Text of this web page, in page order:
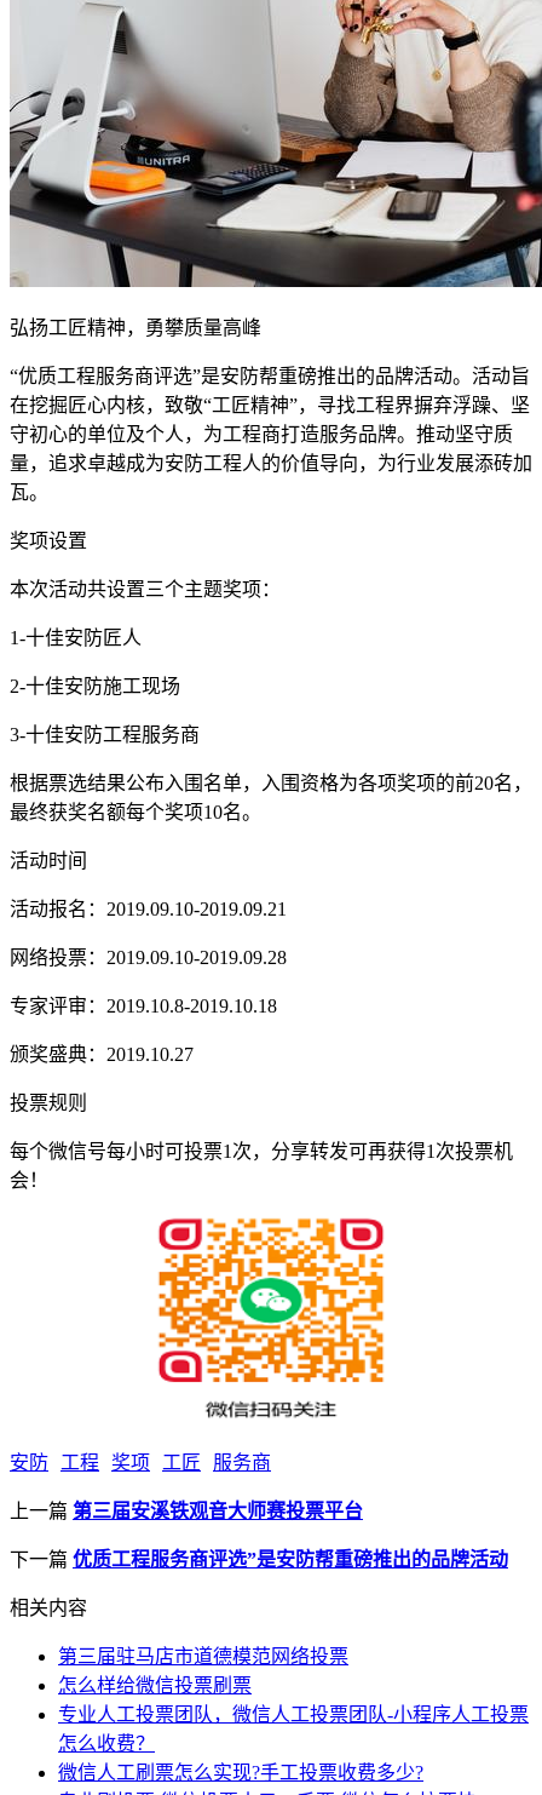
弘扬工匠精神，勇攀质量高峰
“优质工程服务商评选”是安防帮重磅推出的品牌活动。活动旨
在挖掘匠心内核，致敬“工匠精神”，寻找工程界摒弃浮躁、坚
守初心的单位及个人，为工程商打造服务品牌。推动坚守质
量，追求卓越成为安防工程人的价值导向，为行业发展添砖加
瓦。
奖项设置
本次活动共设置三个主题奖项：
1-十佳安防匠人
2-十佳安防施工现场
3-十佳安防工程服务商
根据票选结果公布入围名单，入围资格为各项奖项的前20名，
最终获奖名额每个奖项10名。
活动时间
活动报名：2019.09.10-2019.09.21
网络投票：2019.09.10-2019.09.28
专家评审：2019.10.8-2019.10.18
颁奖盛典：2019.10.27
投票规则
每个微信号每小时可投票1次，分享转发可再获得1次投票机
会！
安防 工程 奖项 工匠 服务商
上一篇 第三届安溪铁观音大师赛投票平台
下一篇 优质工程服务商评选”是安防帮重磅推出的品牌活动
相关内容
第三届驻马店市道德模范网络投票
怎么样给微信投票刷票
专业人工投票团队，微信人工投票团队-小程序人工投票
怎么收费？
微信人工刷票怎么实现?手工投票收费多少?